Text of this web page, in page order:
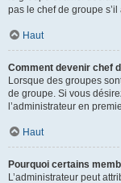
pas le chef de groupe
Haut
Comment devenir chef
Lorsque des groupes
de groupe. Si vous
l’administrateur en
Haut
Pourquoi certains
L’administrateur peut